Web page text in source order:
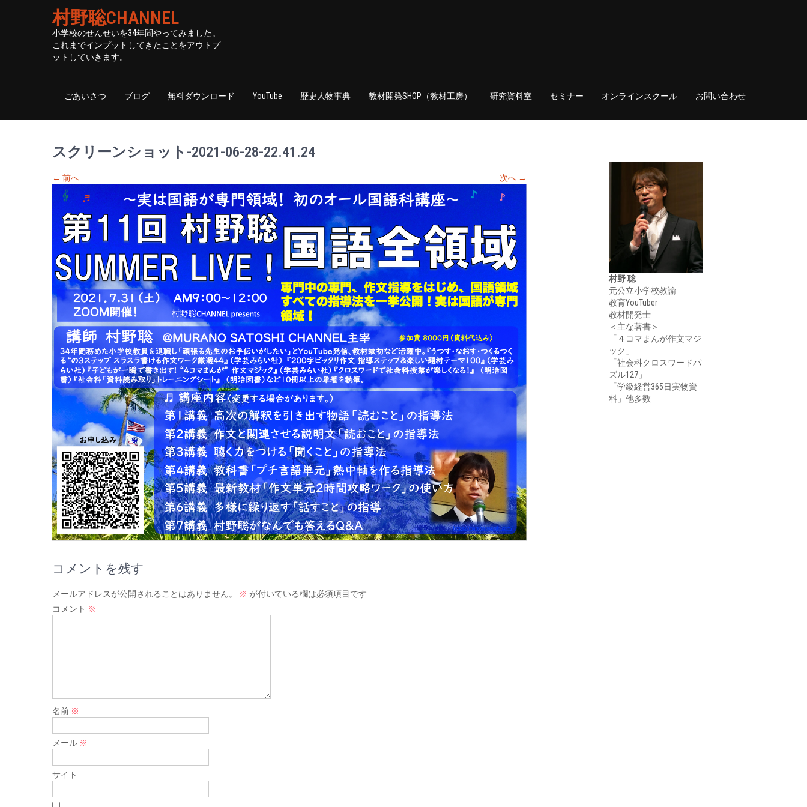
村野聡CHANNEL
小学校のせんせいを34年間やってみました。
これまでインプットしてきたことをアウトプ
ットしていきます。
ごあいさつ ブログ 無料ダウンロード YouTube 歴史人物事典 教材開発SHOP（教材工房） 研究資料室 セミナー オンラインスクール お問い合わせ
スクリーンショット-2021-06-28-22.41.24
← 前へ 次へ →
コメントを残す
メールアドレスが公開されることはありません。 ※ が付いている欄は必須項目です
コメント ※
名前 ※
メール ※
サイト
村野 聡
元公立小学校教諭
教育YouTuber
教材開発士
＜主な著書＞
「４コマまんが作文マジ
ック」
「社会科クロスワードパ
ズル127」
「学級経営365日実物資
料」他多数